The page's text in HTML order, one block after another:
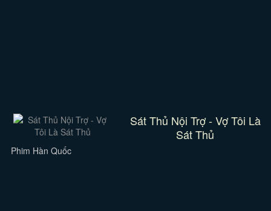
Sát Thủ Nội Trợ - Vợ Tôi Là
Sát Thủ
Phim Hàn Quốc